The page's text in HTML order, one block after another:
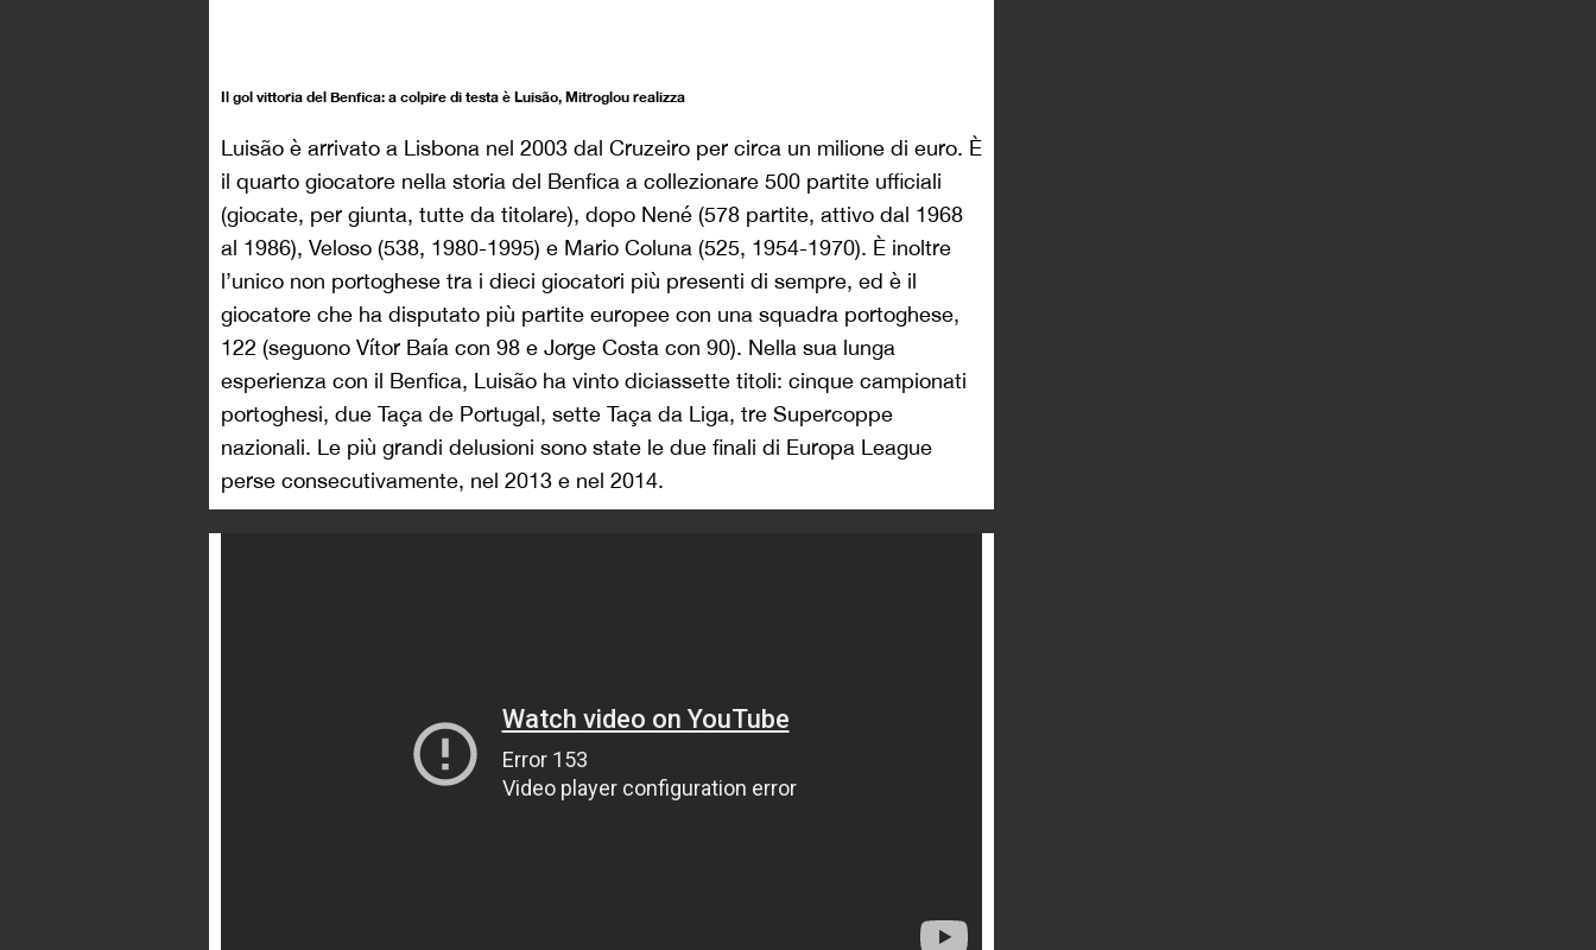
Il gol vittoria del Benfica: a colpire di testa è Luisão, Mitroglou realizza
Luisão è arrivato a Lisbona nel 2003 dal Cruzeiro per circa un milione di euro. È
il quarto giocatore nella storia del Benfica a collezionare 500 partite ufficiali
(giocate, per giunta, tutte da titolare), dopo Nené (578 partite, attivo dal 1968
al 1986), Veloso (538, 1980-1995) e Mario Coluna (525, 1954-1970). È inoltre
l’unico non portoghese tra i dieci giocatori più presenti di sempre, ed è il
giocatore che ha disputato più partite europee con una squadra portoghese,
122 (seguono Vítor Baía con 98 e Jorge Costa con 90). Nella sua lunga
esperienza con il Benfica, Luisão ha vinto diciassette titoli: cinque campionati
portoghesi, due Taça de Portugal, sette Taça da Liga, tre Supercoppe
nazionali. Le più grandi delusioni sono state le due finali di Europa League
perse consecutivamente, nel 2013 e nel 2014.